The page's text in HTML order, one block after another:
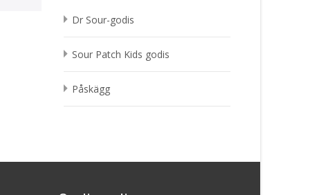
Dr Sour-godis
Sour Patch Kids godis
Påskägg